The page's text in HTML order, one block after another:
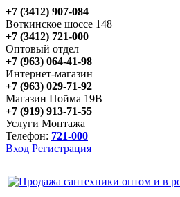
+7 (3412) 907-084
Воткинское шоссе 148
+7 (3412) 721-000
Оптовый отдел
+7 (963) 064-41-98
Интернет-магазин
+7 (963) 029-71-92
Магазин Пойма 19В
+7 (919) 913-71-55
Услуги Монтажа
Телефон: 721-000
Вход Регистрация